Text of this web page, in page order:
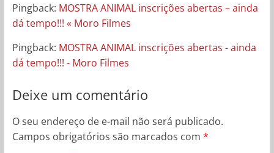
Pingback: MOSTRA ANIMAL inscrições abertas – ainda
dá tempo!!! « Moro Filmes
Pingback: MOSTRA ANIMAL inscrições abertas - ainda
dá tempo!!! - Moro Filmes
Deixe um comentário
O seu endereço de e-mail não será publicado.
Campos obrigatórios são marcados com *